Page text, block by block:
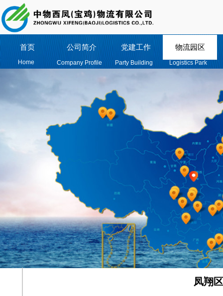
Party Building Logistics Park
Home Company Profile
首页 公司简介 党建工作 物流园区
凤翔